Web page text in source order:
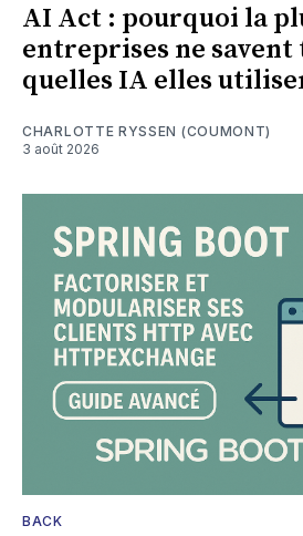
AI Act : pourquoi la
entreprises ne savent
quelles IA elles
CHARLOTTE RYSSEN (COUMONT)
3 août 2026
BACK